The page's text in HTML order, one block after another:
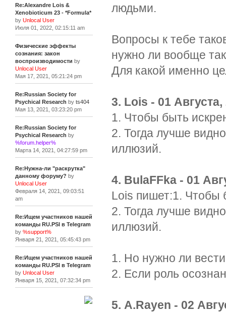
Re:Alexandre Lois &
Xenobioticum 23 - *Formula*
by Unlocal User
Июля 01, 2022, 02:15:11 am
Физические эффекты
сознания: закон
воспроизводимости by
Unlocal User
Мая 17, 2021, 05:21:24 pm
Re:Russian Society for
Psychical Research by ts404
Мая 13, 2021, 03:23:20 pm
Re:Russian Society for
Psychical Research by
%forum.helper%
Марта 14, 2021, 04:27:59 pm
Re:Нужна-ли "раскрутка"
данному форуму? by
Unlocal User
Февраля 14, 2021, 09:03:51
am
Re:Ищем участников нашей
команды RU.PSI в Telegram
by %support%
Января 21, 2021, 05:45:43 pm
Re:Ищем участников нашей
команды RU.PSI в Telegram
by Unlocal User
Января 15, 2021, 07:32:34 pm
людьми.
Вопросы к тебе
нужно ли вообще
Для какой именно
3. Lois - 01
1. Чтобы быть
2. Тогда лучше
иллюзий.
4. BulaFFka - 01
Lois пишет:1. Чтобы
2. Тогда лучше
иллюзий.
1. Но нужно ли
2. Если роль
5. A.Rayen - 02